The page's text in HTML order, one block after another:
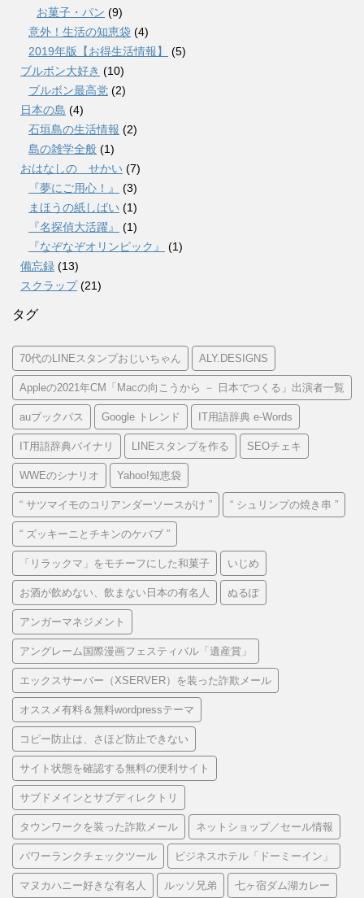
お菓子・パン (9)
意外！生活の知恵袋 (4)
2019年版【お得生活情報】
(5)
ブルボン大好き (10)
ブルボン最高党 (2)
日本の島 (4)
石垣島の生活情報 (2)
島の雑学全般 (1)
おはなしの せかい (7)
『夢にご用心！』
(3)
まほうの紙しばい (1)
『名探偵大活躍』
(1)
『なぞなぞオリンピック』
(1)
備忘録 (13)
スクラップ(21)
タグ
70代のLINEスタンプおじいちゃん ALY.DESIGNS
Appleの2021年CM「Macの向こうから － 日本でつくる」出演者一覧
auブックパス Google トレンド IT用語辞典 e-Words
IT用語辞典バイナリ LINEスタンプを作る SEOチェキ
WWEのシナリオ Yahoo!知恵袋
“ サツマイモのコリアンダーソースがけ ” “ シュリンプの焼き串 ”
“ ズッキーニとチキンのケバブ ”
「リラックマ」をモチーフにした和菓子 いじめ
お酒が飲めない、飲まない日本の有名人 ぬるぽ
アンガーマネジメント
アングレーム国際漫画フェスティバル「遺産賞」
エックスサーバー（XSERVER）を装った詐欺メール
オススメ有料＆無料wordpressテーマ
コピー防止は、さほど防止できない
サイト状態を確認する無料の便利サイト
サブドメインとサブディレクトリ
タウンワークを装った詐欺メール ネットショップ／セール情報
パワーランクチェックツール ビジネスホテル「ドーミーイン」
マヌカハニー好きな有名人 ルッソ兄弟 七ヶ宿ダム湖カレー